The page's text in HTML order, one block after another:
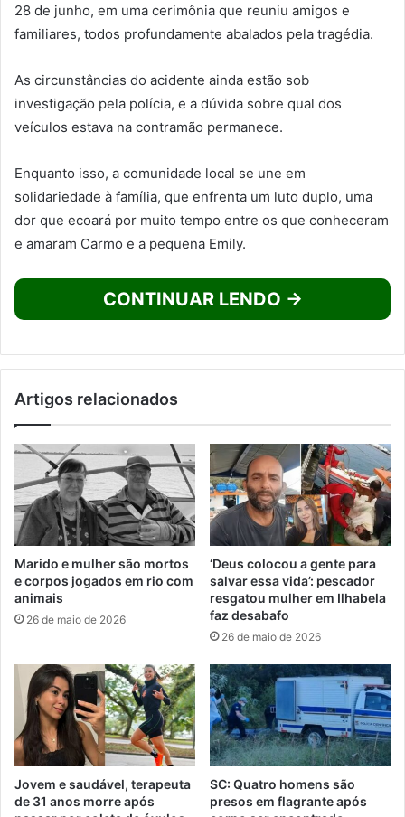
28 de junho, em uma cerimônia que reuniu amigos e
familiares, todos profundamente abalados pela tragédia.
As circunstâncias do acidente ainda estão sob
investigação pela polícia, e a dúvida sobre qual dos
veículos estava na contramão permanece.
Enquanto isso, a comunidade local se une em
solidariedade à família, que enfrenta um luto duplo, uma
dor que ecoará por muito tempo entre os que conheceram
e amaram Carmo e a pequena Emily.
CONTINUAR LENDO →
Artigos relacionados
Marido e mulher são mortos
e corpos jogados em rio com
animais
26 de maio de 2026
‘Deus colocou a gente para
salvar essa vida’: pescador
resgatou mulher em Ilhabela
faz desabafo
26 de maio de 2026
Jovem e saudável, terapeuta
de 31 anos morre após
SC: Quatro homens são
presos em flagrante após